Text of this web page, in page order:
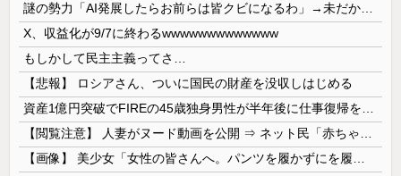
X、収益化が9/7に終わるwwwwwwwwwwwww
もしかして民主主義ってさ…
【悲報】 ロシアさん、ついに国民の財産を没収しはじめる